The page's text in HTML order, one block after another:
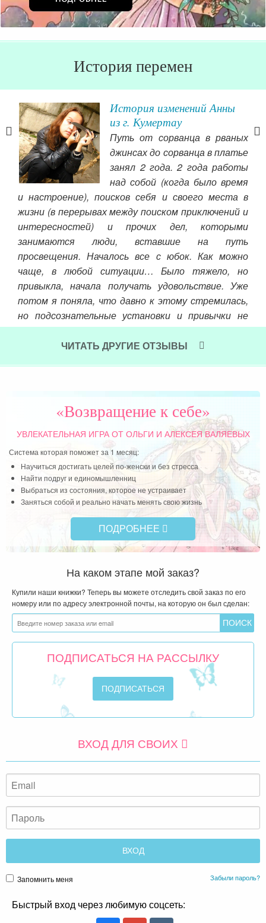
История перемен
в
История изменений Анны
из г. Кумертау
Путь от сорванца в рваных
джинсах до сорванца в платье
занял 2 года. 2 года работы
над собой (когда было время
и настроение), поисков себя и своего места в
жизни (в перерывах между поиском приключений и
интересностей) и прочих дел, которыми
занимаются люди, вставшие на путь
просвещения. Началось все с юбок. Как можно
чаще, в любой ситуации… Было тяжело, но
привыкла, начала получать удовольствие. Уже
потом я поняла, что давно к этому стремилась,
но подсознательные установки и привычки не
давали.
Читать далее »
ЧИТАТЬ ДРУГИЕ ОТЗЫВЫ
«Возвращение к себе»
УВЛЕКАТЕЛЬНАЯ ИГРАОТ ОЛЬГИ И АЛЕКСЕЯ ВАЛЯЕВЫХ
Система которая поможет за 1 месяц:
Научиться достигать целей по-женски и без стресса
Найти подруг и единомышленниц
Выбраться из состояния, которое не устраивает
Заняться собой и реально начать менять свою жизнь
ПОДРОБНЕЕ
На каком этапе мой заказ?
Купили наши книжки? Теперь вы можете отследить свой заказ по его
номеру или по адресу электронной почты, на которую он был сделан:
ПОДПИСАТЬСЯ НА РАССЫЛКУ
ВХОД ДЛЯ СВОИХ
Запомнить меня Забыли пароль?
Быстрый вход через любимую соцсеть: